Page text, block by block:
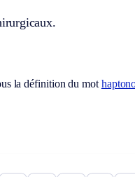
la définition du mot